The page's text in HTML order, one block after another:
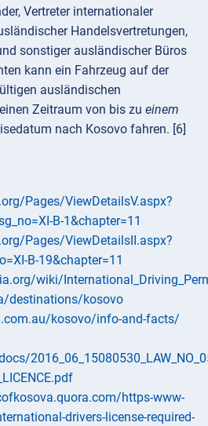
Vertreter internationaler
Handelsvertretungen,
sonstiger ausländischer Büros
kann ein Fahrzeug auf der
ausländischen
Zeitraum von bis zu einem
nach Kosovo fahren. [6]
Pages/ViewDetailsV.aspx?
B-1&chapter=11
Pages/ViewDetailsII.aspx?
B-19&chapter=11
wiki/
destinations/kosovo
kosovo/info-and-facts/
https-www-
drivers-license-required-